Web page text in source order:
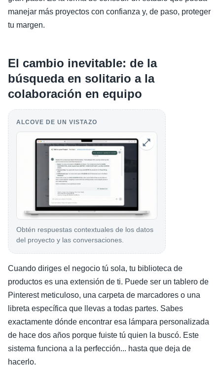
manejar más proyectos con confianza y, de paso, proteger
tu margen.
El cambio inevitable: de la
búsqueda en solitario a la
colaboración en equipo
ALCOVE DE UN VISTAZO
Obtén respuestas contextuales de los datos
del proyecto y las conversaciones.
Cuando diriges el negocio tú sola, tu biblioteca de
productos es una extensión de ti. Puede ser un tablero de
Pinterest meticuloso, una carpeta de marcadores o una
libreta específica que llevas a todas partes. Sabes
exactamente dónde encontrar esa lámpara personalizada
de hace dos años porque fuiste tú quien la buscó. Este
sistema funciona a la perfección... hasta que deja de
hacerlo.